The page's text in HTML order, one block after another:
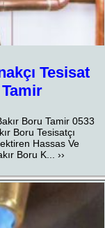
Tesisat
Boru Tamir 0533
Boru Tesisatçı
Hassas Ve
Boru K... ››